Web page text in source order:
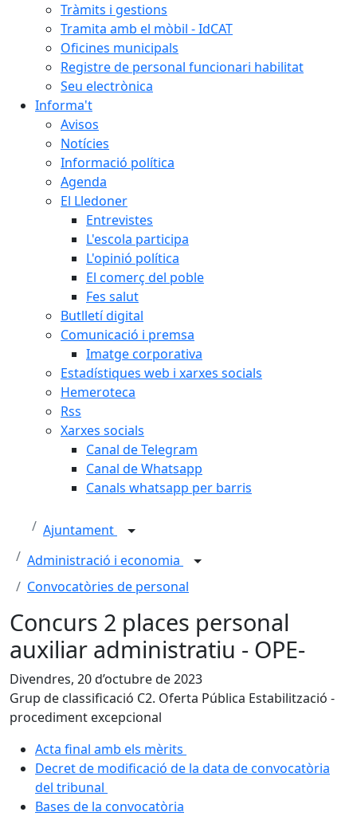
Tràmits i gestions
Tramita amb el mòbil - IdCAT
Oficines municipals
Registre de personal funcionari habilitat
Seu electrònica
Informa't
Avisos
Notícies
Informació política
Agenda
El Lledoner
Entrevistes
L'escola participa
L'opinió política
El comerç del poble
Fes salut
Butlletí digital
Comunicació i premsa
Imatge corporativa
Estadístiques web i xarxes socials
Hemeroteca
Rss
Xarxes socials
Canal de Telegram
Canal de Whatsapp
Canals whatsapp per barris
Ajuntament
Administració i economia
Convocatòries de personal
Concurs 2 places personal
auxiliar administratiu - OPE-
Divendres, 20 d’octubre de 2023
Grup de classificació C2. Oferta Pública Estabilització -
procediment excepcional
Acta final amb els mèrits
Decret de modificació de la data de convocatòria
del tribunal
Bases de la convocatòria